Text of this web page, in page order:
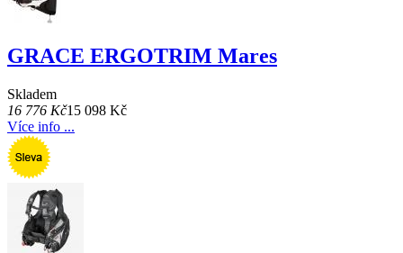
GRACE ERGOTRIM Mares
Skladem
16 776 Kč15 098 Kč
Více info ...